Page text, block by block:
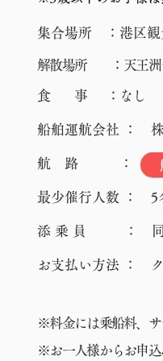
集合場所 ：港区観
解散場所 ： 天王
食 事 ： なし
船舶運航会社 ：
航 路 ：
最少催行人数 ： 5
添 乗 員 ： 同行
お支払い方法 ：
※料金には乗船料、サ
​※お一人様からお申込